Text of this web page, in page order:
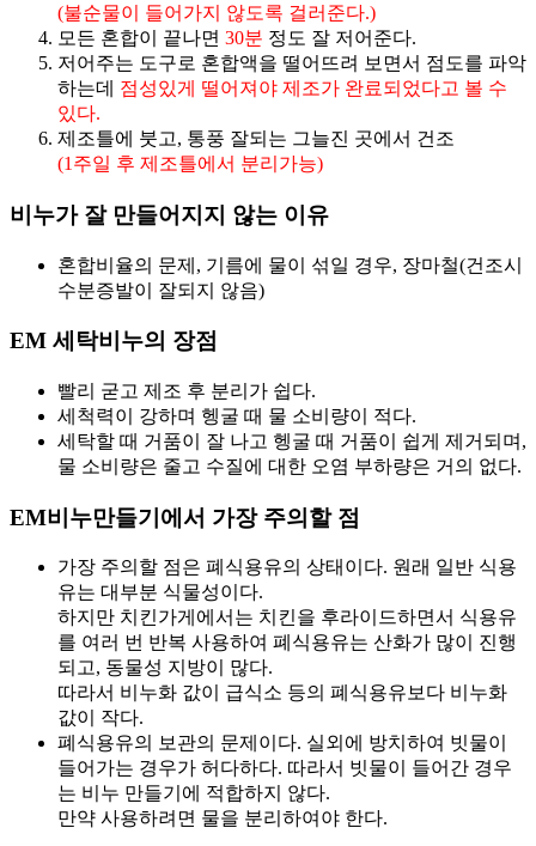
(불순물이 들어가지 않도록 걸러준다.)
모든 혼합이 끝나면 30분 정도 잘 저어준다.
저어주는 도구로 혼합액을 떨어뜨려 보면서 점도를 파악
하는데 점성있게 떨어져야 제조가 완료되었다고 볼 수
있다.
제조틀에 붓고, 통풍 잘되는 그늘진 곳에서 건조
(1주일 후 제조틀에서 분리가능)
비누가 잘 만들어지지 않는 이유
혼합비율의 문제, 기름에 물이 섞일 경우, 장마철(건조시
수분증발이 잘되지 않음)
EM 세탁비누의 장점
빨리 굳고 제조 후 분리가 쉽다.
세척력이 강하며 헹굴 때 물 소비량이 적다.
세탁할 때 거품이 잘 나고 헹굴 때 거품이 쉽게 제거되며,
물 소비량은 줄고 수질에 대한 오염 부하량은 거의 없다.
EM비누만들기에서 가장 주의할 점
가장 주의할 점은 폐식용유의 상태이다. 원래 일반 식용
유는 대부분 식물성이다.
하지만 치킨가게에서는 치킨을 후라이드하면서 식용유
를 여러 번 반복 사용하여 폐식용유는 산화가 많이 진행
되고, 동물성 지방이 많다.
따라서 비누화 값이 급식소 등의 폐식용유보다 비누화
값이 작다.
폐식용유의 보관의 문제이다. 실외에 방치하여 빗물이
들어가는 경우가 허다하다. 따라서 빗물이 들어간 경우
는 비누 만들기에 적합하지 않다.
만약 사용하려면 물을 분리하여야 한다.